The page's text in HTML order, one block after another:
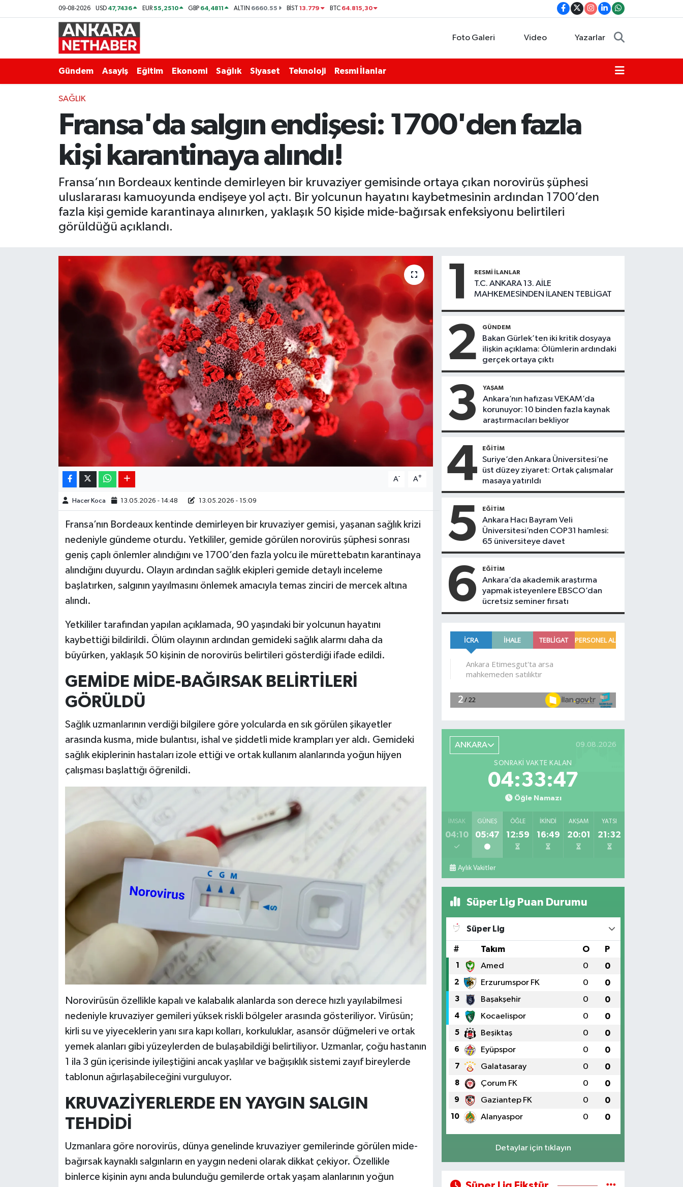
09-08-2026 USD 47,7436 EUR55,2510 GBP 64,4811 ALTIN 6660.55 BİST13.779 BTC 64.815,30
Foto Galeri Video Yazarlar
Gündem Asayiş Eğitim Ekonomi Sağlık Siyaset Teknoloji Resmi İlanlar
SAĞLIK
Fransa'da salgın endişesi: 1700'den fazla
kişi karantinaya alındı!
Fransa’nın Bordeaux kentinde demirleyen bir kruvaziyer gemisinde ortaya çıkan norovirüs şüphesi
uluslararası kamuoyunda endişeye yol açtı. Bir yolcunun hayatını kaybetmesinin ardından 1700’den
fazla kişi gemide karantinaya alınırken, yaklaşık 50 kişide mide-bağırsak enfeksiyonu belirtileri
görüldüğü açıklandı.
A- A+
Hacer Koca 13.05.2026 - 14:48 13.05.2026 - 15:09
Fransa’nın Bordeaux kentinde demirleyen bir kruvaziyer gemisi, yaşanan sağlık krizi
nedeniyle gündeme oturdu. Yetkililer, gemide görülen norovirüs şüphesi sonrası
geniş çaplı önlemler alındığını ve 1700’den fazla yolcu ile mürettebatın karantinaya
alındığını duyurdu. Olayın ardından sağlık ekipleri gemide detaylı inceleme
başlatırken, salgının yayılmasını önlemek amacıyla temas zinciri de mercek altına
alındı.
Yetkililer tarafından yapılan açıklamada, 90 yaşındaki bir yolcunun hayatını
kaybettiği bildirildi. Ölüm olayının ardından gemideki sağlık alarmı daha da
büyürken, yaklaşık 50 kişinin de norovirüs belirtileri gösterdiği ifade edildi.
GEMİDE MİDE-BAĞIRSAK BELİRTİLERİ
GÖRÜLDÜ
Sağlık uzmanlarının verdiği bilgilere göre yolcularda en sık görülen şikayetler
arasında kusma, mide bulantısı, ishal ve şiddetli mide krampları yer aldı. Gemideki
sağlık ekiplerinin hastaları izole ettiği ve ortak kullanım alanlarında yoğun hijyen
çalışması başlattığı öğrenildi.
Norovirüsün özellikle kapalı ve kalabalık alanlarda son derece hızlı yayılabilmesi
nedeniyle kruvaziyer gemileri yüksek riskli bölgeler arasında gösteriliyor. Virüsün;
kirli su ve yiyeceklerin yanı sıra kapı kolları, korkuluklar, asansör düğmeleri ve ortak
yemek alanları gibi yüzeylerden de bulaşabildiği belirtiliyor. Uzmanlar, çoğu hastanın
1 ila 3 gün içerisinde iyileştiğini ancak yaşlılar ve bağışıklık sistemi zayıf bireylerde
tablonun ağırlaşabileceğini vurguluyor.
KRUVAZİYERLERDE EN YAYGIN SALGIN
TEHDİDİ
Uzmanlara göre norovirüs, dünya genelinde kruvaziyer gemilerinde görülen mide-
bağırsak kaynaklı salgınların en yaygın nedeni olarak dikkat çekiyor. Özellikle
binlerce kişinin aynı anda bulunduğu gemilerde ortak yaşam alanlarının yoğun
1 RESMI İLANLAR
T.C. ANKARA 13. AİLE
MAHKEMESİNDEN İLANEN TEBLİGAT
2 GÜNDEM
Bakan Gürlek’ten iki kritik dosyaya
ilişkin açıklama: Ölümlerin ardındaki
gerçek ortaya çıktı
3 YAŞAM
Ankara’nın hafızası VEKAM’da
korunuyor: 10 binden fazla kaynak
araştırmacıları bekliyor
4 EĞITIM
Suriye’den Ankara Üniversitesi’ne
üst düzey ziyaret: Ortak çalışmalar
masaya yatırıldı
5 EĞITIM
Ankara Hacı Bayram Veli
Üniversitesi’nden COP31 hamlesi:
65 üniversiteye davet
6 EĞITIM
Ankara’da akademik araştırma
yapmak isteyenlere EBSCO’dan
ücretsiz seminer fırsatı
ANKARA 09.08.2026
SONRAKI VAKTE KALAN
04:33:46
Öğle Namazı
İMSAK
04:10
GÜNEŞ
05:47
ÖĞLE
12:59
İKINDI
16:49
AKŞAM
20:01
YATSI
21:32
Aylık Vakitler
Süper Lig Puan Durumu
Süper Lig
# Takım O P
1 Amed 0 0
2 Erzurumspor FK 0 0
3 Başakşehir 0 0
4 Kocaelispor 0 0
5 Beşiktaş 0 0
6 Eyüpspor 0 0
7 Galatasaray 0 0
8 Çorum FK 0 0
9 Gaziantep FK 0 0
10 Alanyaspor 0 0
Detaylar için tıklayın
Ekonomi
Gündem
Kim Kimdir Nereli
Resmi İlanlar
Teknoloji
Ankara Hava Durumu
Tüm Manşetler
Son Dakika Haberleri